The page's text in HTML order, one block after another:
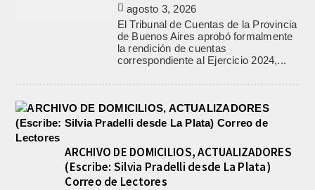
agosto 3, 2026
El Tribunal de Cuentas de la Provincia
de Buenos Aires aprobó formalmente
la rendición de cuentas
correspondiente al Ejercicio 2024,...
ARCHIVO DE DOMICILIOS, ACTUALIZADORES
(Escribe: Silvia Pradelli desde La Plata)
Correo de Lectores